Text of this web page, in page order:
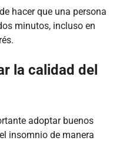
hacer que una persona
minutos, incluso en
la calidad del
adoptar buenos
insomnio de manera